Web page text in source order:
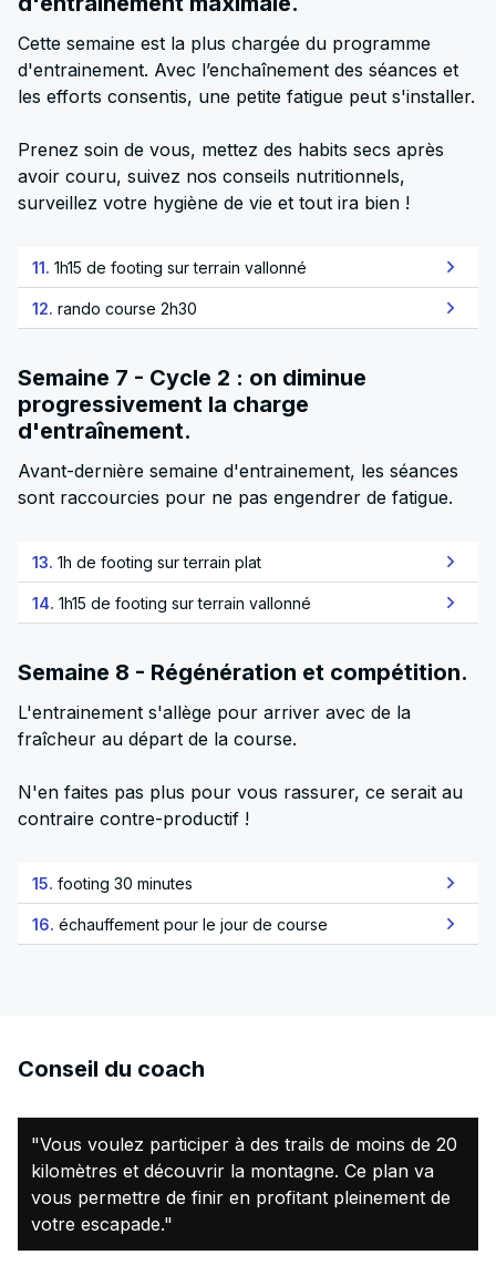
Cette semaine est la plus chargée du programme
d'entrainement. Avec l’enchaînement des séances et
les efforts consentis, une petite fatigue peut s'installer.
Prenez soin de vous, mettez des habits secs après
avoir couru, suivez nos conseils nutritionnels,
surveillez votre hygiène de vie et tout ira bien !
11. 1h15 de footing sur terrain vallonné
12. rando course 2h30
Semaine 7 - Cycle 2 : on diminue
progressivement la charge
d'entraînement.
Avant-dernière semaine d'entrainement, les séances
sont raccourcies pour ne pas engendrer de fatigue.
13. 1h de footing sur terrain plat
14. 1h15 de footing sur terrain vallonné
Semaine 8 - Régénération et compétition.
L'entrainement s'allège pour arriver avec de la
fraîcheur au départ de la course.
N'en faites pas plus pour vous rassurer, ce serait au
contraire contre-productif !
15. footing 30 minutes
16. échauffement pour le jour de course
Conseil du coach
"Vous voulez participer à des trails de moins de 20
kilomètres et découvrir la montagne. Ce plan va
vous permettre de finir en profitant pleinement de
votre escapade."